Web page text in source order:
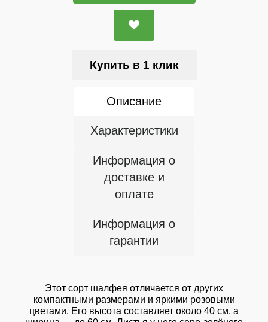
Купить в 1 клик
Описание
Характеристики
Информация о
доставке и
оплате
Информация о
гарантии
Этот сорт шалфея отличается от других
компактными размерами и яркими розовыми
цветами. Его высота составляет около 40 см, а